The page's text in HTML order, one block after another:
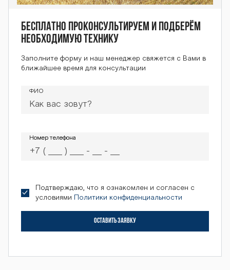
-2000 ОП-2000
ОП-2000 ОП-20
00 ОП-2000 ОП
-2000 ОП-2000
ОП-2000 ОП-20
00 ОП-2000 ОП
Бесплатно проконсультируем и подберём
необходимую технику
Заполните форму и наш менеджер свяжется с Вами в
ближайшее время для консультации
ФИО
Номер телефона
Номер телефона
Подтверждаю, что я ознакомлен и согласен с
условиями
Политики конфиденциальности
ОСТАВИТЬ ЗАЯВКУ